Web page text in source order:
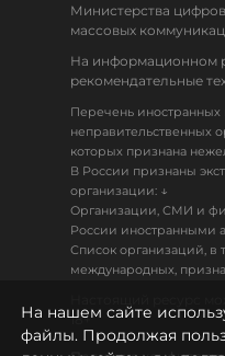
Министерства
массовых
На информационном
рекомендательные
Перечень
неправительственных
которых признана
В России признаны
организации: ↓
Организации, СМИ и
России иностранными
Список организаций, в
международных,
18+
На нашем сайте
файлы. Продолжая